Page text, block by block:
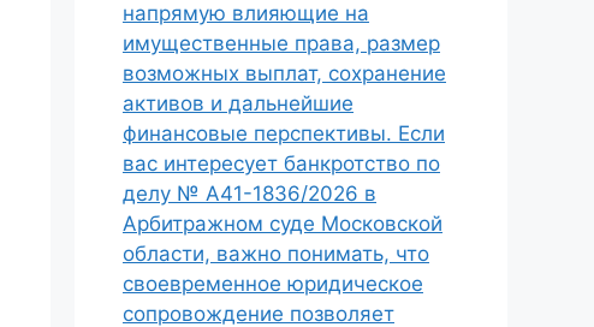
напрямую влияющие на
имущественные права, размер
возможных выплат, сохранение
активов и дальнейшие
финансовые перспективы. Если
вас интересует банкротство по
делу № А41-1836/2026 в
Арбитражном суде Московской
области, важно понимать, что
своевременное юридическое
сопровождение позволяет